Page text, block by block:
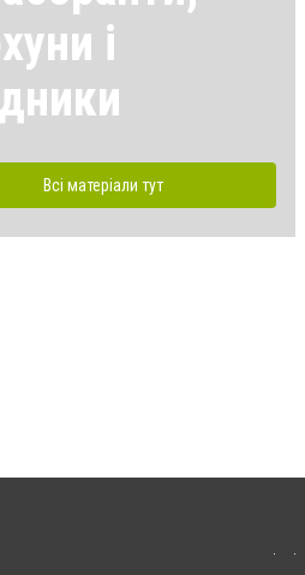
і
Всі матеріали тут